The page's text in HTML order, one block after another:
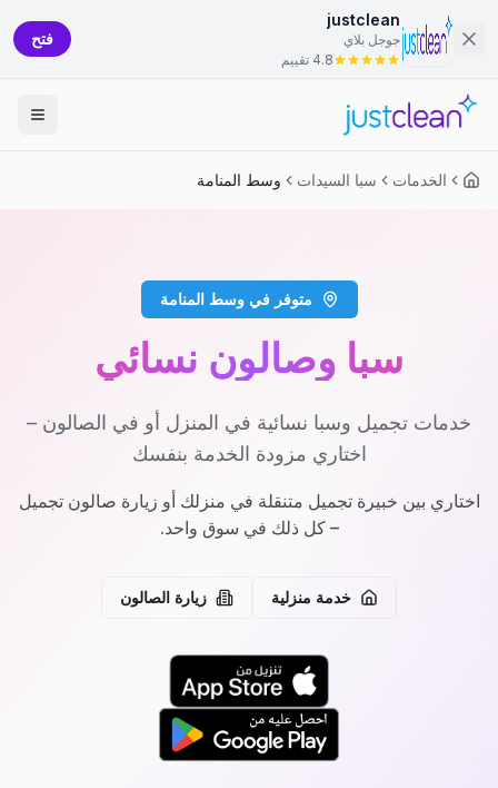
justclean
جوجل بلاي
4.8 تقييم
فتح
الخدمات سبا السيدات وسط المنامة
متوفر في وسط المنامة
سبا وصالون نسائي
خدمات تجميل وسبا نسائية في المنزل أو في الصالون –
اختاري مزودة الخدمة بنفسك
اختاري بين خبيرة تجميل متنقلة في منزلك أو زيارة صالون تجميل
– كل ذلك في سوق واحد.
خدمة منزلية زيارة الصالون